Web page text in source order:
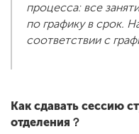
процесса: все
по графику в срок.
соответствии с
Как сдавать сессию
отделения？